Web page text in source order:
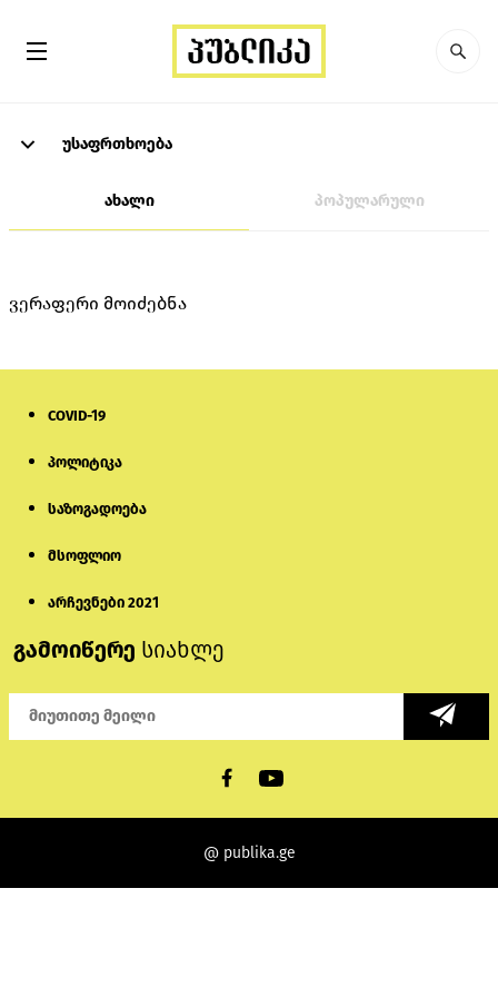
უსაფრთხოება
ახალი პოპულარული
ვერაფერი მოიძებნა
COVID-19
პოლიტიკა
საზოგადოება
მსოფლიო
არჩევნები 2021
გამოიწერე სიახლე
@ publika.ge